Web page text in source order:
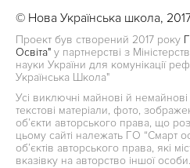
© Нова Українська школа,
Проект був створений 2017 року
Освіта" у партнерстві з
науки України для комунікації
Українська Школа"
Усі виключні майнові й
текстові матеріали, фото,
об’єкти авторського права, що
цьому сайті належать ГО “Смарт
об’єктів авторського права, які
вказівку на авторство іншої особи.